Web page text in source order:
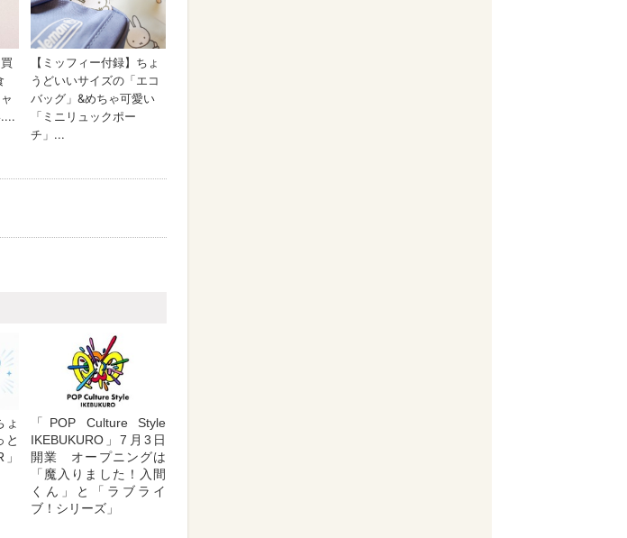
ょ
と
「POP Culture Style
IKEBUKURO」7月3日
開業 オープニングは
「魔入りました！入間
くん」と「ラブライ
ブ！シリーズ」